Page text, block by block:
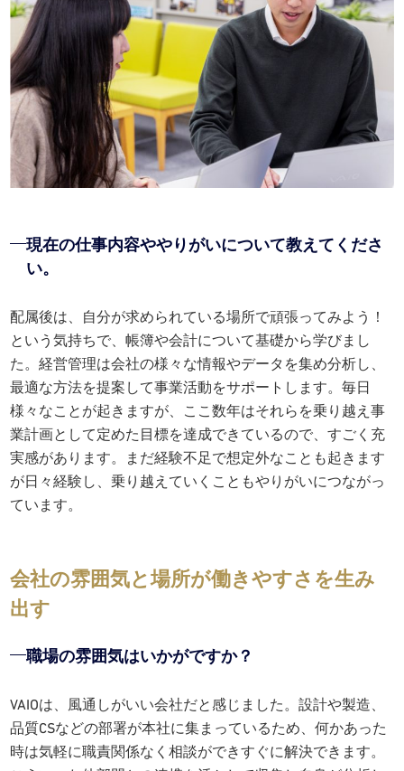
現在の仕事内容ややりがいについて教えてくださ
い。
配属後は、自分が求められている場所で頑張ってみよう！
という気持ちで、帳簿や会計について基礎から学びまし
た。経営管理は会社の様々な情報やデータを集め分析し、
最適な方法を提案して事業活動をサポートします。毎日
様々なことが起きますが、ここ数年はそれらを乗り越え事
業計画として定めた目標を達成できているので、すごく充
実感があります。まだ経験不足で想定外なことも起きます
が日々経験し、乗り越えていくこともやりがいにつながっ
ています。
会社の雰囲気と場所が働きやすさを生み
出す
職場の雰囲気はいかがですか？
VAIOは、風通しがいい会社だと感じました。設計や製造、
品質CSなどの部署が本社に集まっているため、何かあった
時は気軽に職責関係なく相談ができすぐに解決できます。